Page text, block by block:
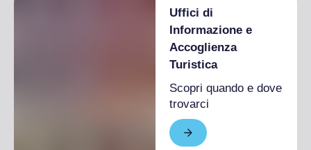
Uffici di
Informazione e
Accoglienza
Turistica
Scopri quando e dove
trovarci